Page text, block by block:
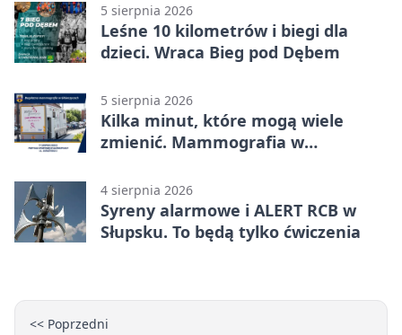
5 sierpnia 2026
Leśne 10 kilometrów i biegi dla
dzieci. Wraca Bieg pod Dębem
5 sierpnia 2026
Kilka minut, które mogą wiele
zmienić. Mammografia w
4 sierpnia 2026
Syreny alarmowe i ALERT RCB w
Słupsku. To będą tylko ćwiczenia
<< Poprzedni